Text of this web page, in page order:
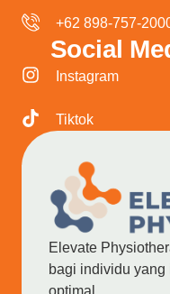
+62 898-757-
Social
Instagram
Tiktok
Elevate
bagi individu yang